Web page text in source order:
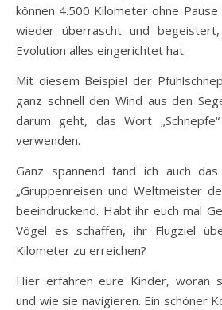
können 4.500 Kilometer ohne
wieder überrascht und
Evolution alles eingerichtet hat.
Mit diesem Beispiel der
ganz schnell den Wind aus den
darum geht, das Wort
verwenden.
Ganz spannend fand ich auch
„Gruppenreisen und Weltmeister
beeindruckend. Habt ihr euch mal
Vögel es schaffen, ihr Flugziel
Kilometer zu erreichen?
Hier erfahren eure Kinder, woran
und wie sie navigieren. Ein schöner